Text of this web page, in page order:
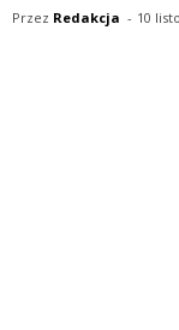
Przez Redakcja - 10